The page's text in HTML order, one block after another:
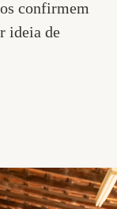
confirmem
ideia de